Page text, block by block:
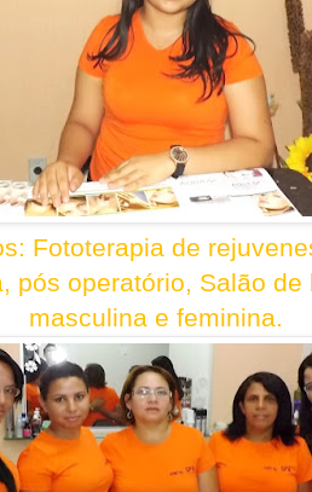
Fototerapia de
pós operatório, Salão
masculina e feminina.